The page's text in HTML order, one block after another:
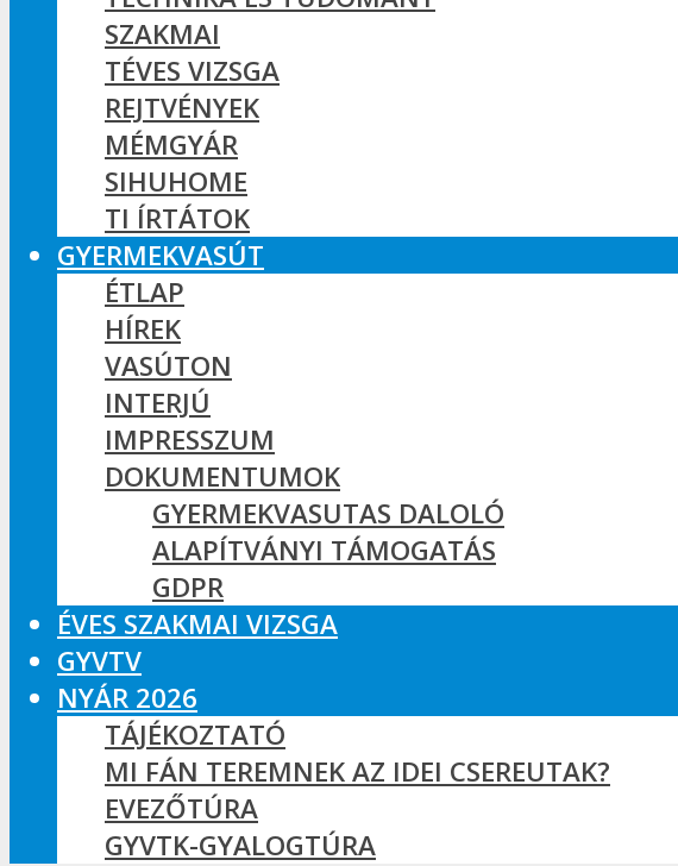
SZAKMAI
TÉVES VIZSGA
REJTVÉNYEK
MÉMGYÁR
SIHUHOME
TI ÍRTÁTOK
GYERMEKVASÚT
ÉTLAP
HÍREK
VASÚTON
INTERJÚ
IMPRESSZUM
DOKUMENTUMOK
GYERMEKVASUTAS DALOLÓ
ALAPÍTVÁNYI TÁMOGATÁS
GDPR
ÉVES SZAKMAI VIZSGA
GYVTV
NYÁR 2026
TÁJÉKOZTATÓ
MI FÁN TEREMNEK AZ IDEI CSEREUTAK?
EVEZŐTÚRA
GYVTK-GYALOGTÚRA